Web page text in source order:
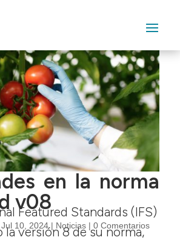
en la norma
v08
Jul 10, 2024| Noticias| 0 Comentarios
Featured Standards (IFS)
la versión 8 de su norma,